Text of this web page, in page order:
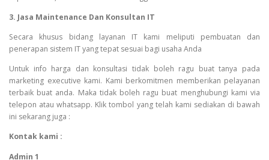
3. Jasa Maintenance Dan Konsultan IT
Secara khusus bidang layanan IT kami meliputi pembuatan dan
penerapan sistem IT yang tepat sesuai bagi usaha Anda
Untuk info harga dan konsultasi tidak boleh ragu buat tanya pada
marketing executive kami. Kami berkomitmen memberikan pelayanan
terbaik buat anda. Maka tidak boleh ragu buat menghubungi kami via
telepon atau whatsapp. Klik tombol yang telah kami sediakan di bawah
ini sekarang juga :
Kontak kami :
Admin 1